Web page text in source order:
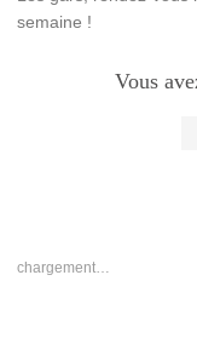
semaine !
Vous
chargement…